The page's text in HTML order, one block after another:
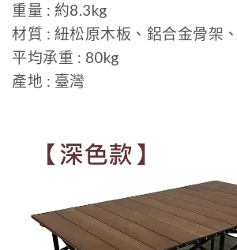
重量 : 約8.3kg
材質 : 紐松原木板、鋁合金骨架
平均承重 : 80kg
產地 : 臺灣